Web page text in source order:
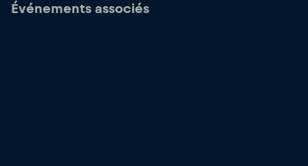
Événements associés